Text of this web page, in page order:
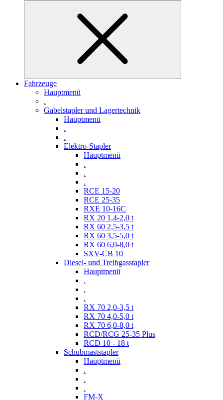
Fahrzeuge
Hauptmenü
.
Gabelstapler und Lagertechnik
Hauptmenü
.
.
Elektro-Stapler
Hauptmenü
.
.
.
RCE 15-20
RCE 25-35
RXE 10-16C
RX 20 1,4-2,0 t
RX 60 2,5-3,5 t
RX 60 3,5-5,0 t
RX 60 6,0-8,0 t
SXV-CB 10
Diesel- und Treibgasstapler
Hauptmenü
.
.
.
RX 70 2,0-3,5 t
RX 70 4,0-5,0 t
RX 70 6,0-8,0 t
RCD/RCG 25-35 Plus
RCD 10 - 18 t
Schubmaststapler
Hauptmenü
.
.
.
FM-X